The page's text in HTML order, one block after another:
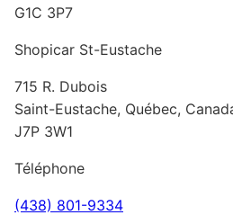
G1C 3P7
Shopicar St-Eustache
715 R. Dubois
Saint-Eustache, Québec,
J7P 3W1
Téléphone
(438) 801-9334